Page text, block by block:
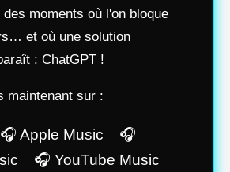
moments où l'on bloque
et où une solution
: ChatGPT !
maintenant sur :
Apple Music 🎧
🎧 YouTube Music